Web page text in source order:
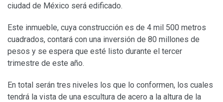
ciudad de México será edificado.
Este inmueble, cuya construcción es de 4 mil 500 metros
cuadrados, contará con una inversión de 80 millones de
pesos y se espera que esté listo durante el tercer
trimestre de este año.
En total serán tres niveles los que lo conformen, los cuales
tendrá la vista de una escultura de acero a la altura de la